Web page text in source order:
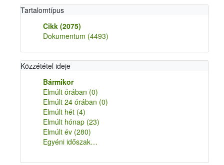
Tartalomtípus
Cikk (2075)
Dokumentum (4493)
Közzététel ideje
Bármikor
Elmúlt órában (0)
Elmúlt 24 órában (0)
Elmúlt hét (4)
Elmúlt hónap (23)
Elmúlt év (280)
Egyéni időszak…